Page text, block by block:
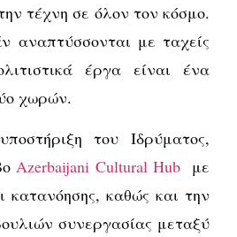
τέχνη σε όλον τον κόσμο.
αναπτύσσονται με ταχείς
έργα είναι ένα
χωρών.
του Ιδρύματος,
Azerbaijani Cultural Hubμε
κατανόησης, καθώς και την
συνεργασίας μεταξύ